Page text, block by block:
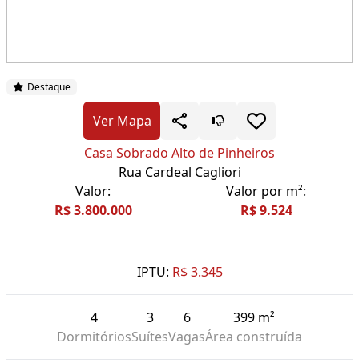
Destaque
Ver Mapa
Casa Sobrado Alto de Pinheiros
Rua Cardeal Cagliori
Valor:
R$ 3.800.000
Valor por m²:
R$ 9.524
IPTU: R$ 3.345
4
Dormitórios
3
Suítes
6
Vagas
399 m²
Área construída